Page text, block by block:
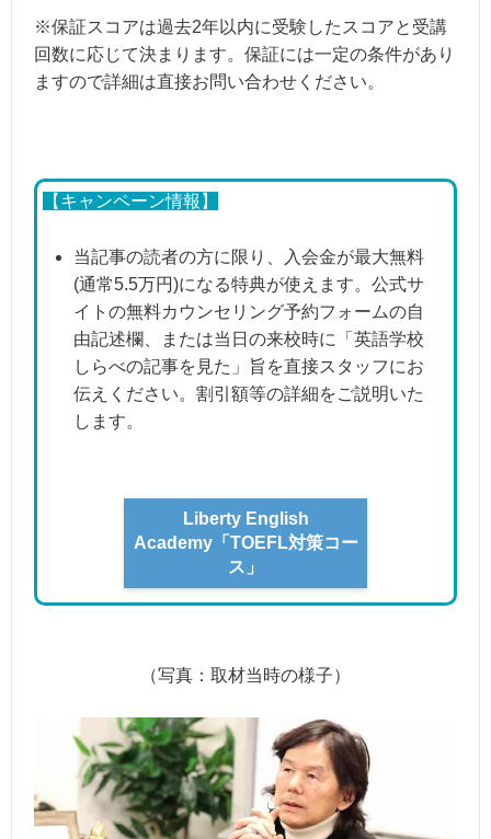
※保証スコアは過去2年以内に受験したスコアと受講
回数に応じて決まります。保証には一定の条件があり
ますので詳細は直接お問い合わせください。
【キャンペーン情報】
当記事の読者の方に限り、入会金が最大無料
(通常5.5万円)になる特典が使えます。公式サ
イトの無料カウンセリング予約フォームの自
由記述欄、または当日の来校時に「英語学校
しらべの記事を見た」旨を直接スタッフにお
伝えください。割引額等の詳細をご説明いた
します。
Liberty English
Academy「TOEFL対策コー
ス」
（写真：取材当時の様子）